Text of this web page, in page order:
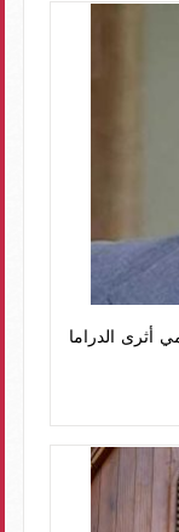
أثرى الدراما